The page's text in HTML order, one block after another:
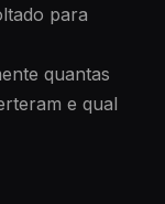
para
quantas
e qual